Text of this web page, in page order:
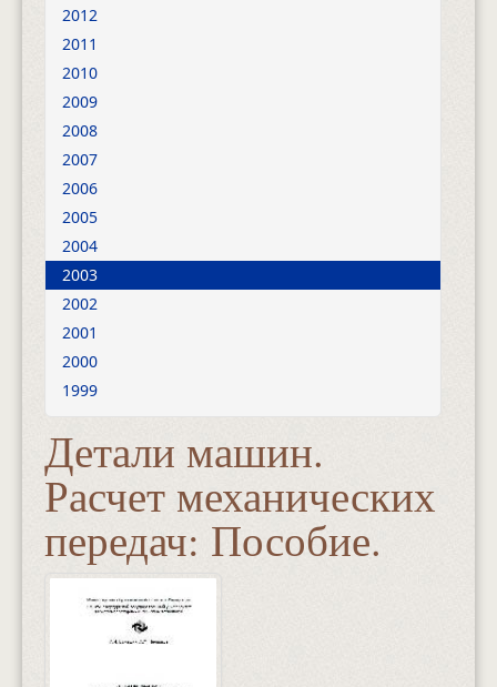
2012
2011
2010
2009
2008
2007
2006
2005
2004
2003
2002
2001
2000
1999
Детали машин.
Расчет механических
передач: Пособие.